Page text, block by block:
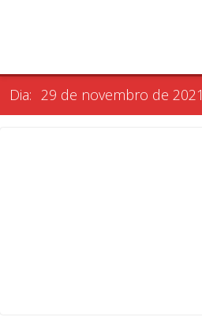
Dia: 29 de novembro de 2021